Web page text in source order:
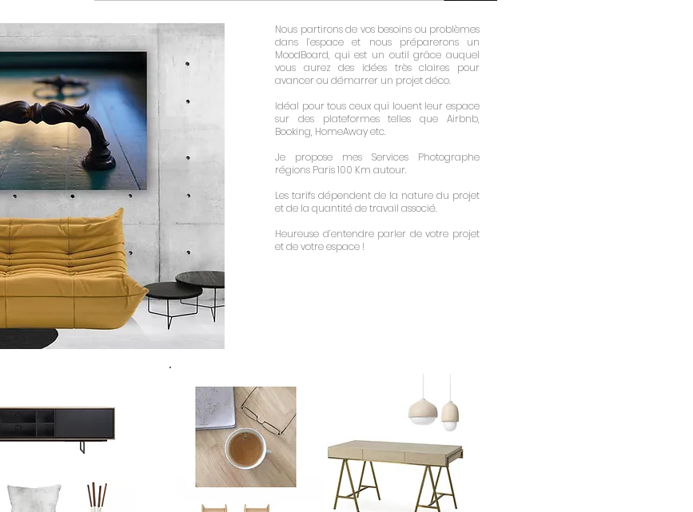
Nous partirons de vos besoins ou problèmes
dans l’espace et nous préparerons un
MoodBoard, qui est un outil grâce auquel
vous aurez des idées très claires pour
avancer ou démarrer un projet déco.
Idéal pour tous ceux qui louent leur espace
sur des plateformes telles que Airbnb,
Booking, HomeAway etc.
Je propose mes Services Photographe
régions Paris 100 Km autour.
Les tarifs dépendent de la nature du projet
et de la quantité de travail associé.
Heureuse d’entendre parler de votre projet
et de votre espace !